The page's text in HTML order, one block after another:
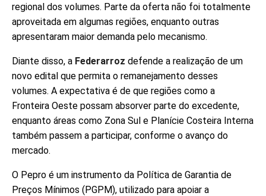
regional dos volumes. Parte da oferta não foi totalmente
aproveitada em algumas regiões, enquanto outras
apresentaram maior demanda pelo mecanismo.
Diante disso, a Federarroz defende a realização de um
novo edital que permita o remanejamento desses
volumes. A expectativa é de que regiões como a
Fronteira Oeste possam absorver parte do excedente,
enquanto áreas como Zona Sul e Planície Costeira Interna
também passem a participar, conforme o avanço do
mercado.
O Pepro é um instrumento da Política de Garantia de
Preços Mínimos (PGPM), utilizado para apoiar a